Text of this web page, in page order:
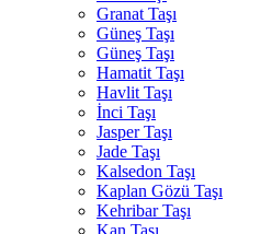
Granat Taşı
Güneş Taşı
Güneş Taşı
Hamatit Taşı
Havlit Taşı
İnci Taşı
Jasper Taşı
Jade Taşı
Kalsedon Taşı
Kaplan Gözü Taşı
Kehribar Taşı
Kan Taşı